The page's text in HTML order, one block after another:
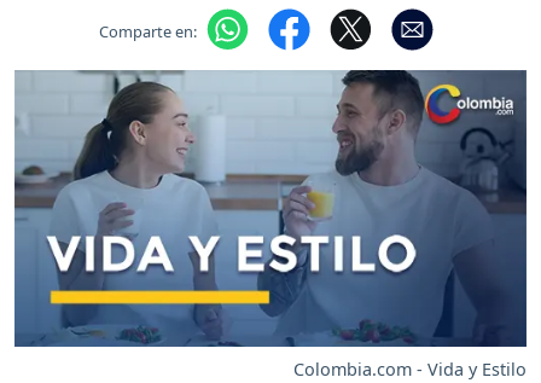
Comparte en:
Colombia.com - Vida y Estilo